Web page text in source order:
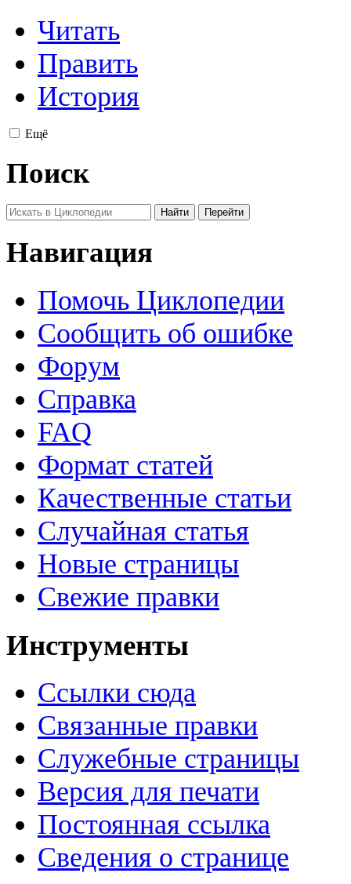
Читать
Править
История
Ещё
Поиск
Навигация
Помочь Циклопедии
Сообщить об ошибке
Форум
Справка
FAQ
Формат статей
Качественные статьи
Случайная статья
Новые страницы
Свежие правки
Инструменты
Ссылки сюда
Связанные правки
Служебные страницы
Версия для печати
Постоянная ссылка
Сведения о странице